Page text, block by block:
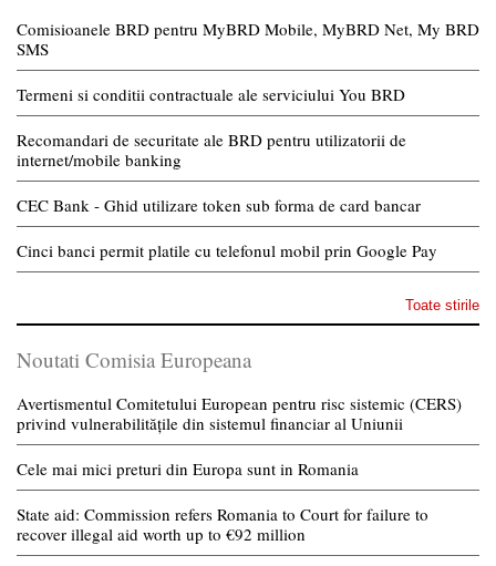
Comisioanele BRD pentru MyBRD Mobile, MyBRD Net, My BRD
SMS
Termeni si conditii contractuale ale serviciului You BRD
Recomandari de securitate ale BRD pentru utilizatorii de
internet/mobile banking
CEC Bank - Ghid utilizare token sub forma de card bancar
Cinci banci permit platile cu telefonul mobil prin Google Pay
Toate stirile
Noutati Comisia Europeana
Avertismentul Comitetului European pentru risc sistemic (CERS)
privind vulnerabilitățile din sistemul financiar al Uniunii
Cele mai mici preturi din Europa sunt in Romania
State aid: Commission refers Romania to Court for failure to
recover illegal aid worth up to €92 million